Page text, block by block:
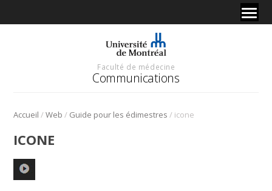
Faculté de médecine
Communications
Accueil /Web / Guide pour les édimestres / icone
ICONE